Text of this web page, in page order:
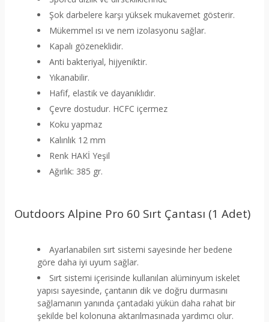
Şok darbelere karşı yüksek mukavemet gösterir.
Mükemmel ısı ve nem izolasyonu sağlar.
Kapalı gözeneklidir.
Anti bakteriyal, hijyeniktir.
Yıkanabilir.
Hafif, elastik ve dayanıklıdır.
Çevre dostudur. HCFC içermez
Koku yapmaz
Kalınlık 12 mm
Renk HAKİ Yeşil
Ağırlık: 385 gr.
Outdoors Alpine Pro 60 Sırt Çantası (1 Adet)
Ayarlanabilen sırt sistemi sayesinde her bedene
göre daha iyi uyum sağlar.
Sırt sistemi içerisinde kullanılan alüminyum iskelet
yapısı sayesinde, çantanın dik ve doğru durmasını
sağlamanın yanında çantadaki yükün daha rahat bir
şekilde bel kolonuna aktarılmasınada yardımcı olur.